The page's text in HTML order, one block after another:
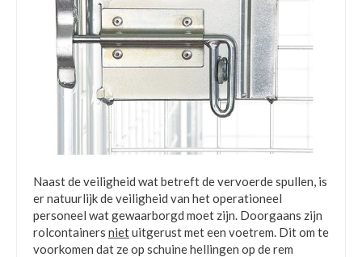
Naast de veiligheid wat betreft de vervoerde spullen, is
er natuurlijk de veiligheid van het operationeel
personeel wat gewaarborgd moet zijn. Doorgaans zijn
rolcontainers nietuitgerust met een voetrem. Dit om te
voorkomen dat ze op schuine hellingen op de rem